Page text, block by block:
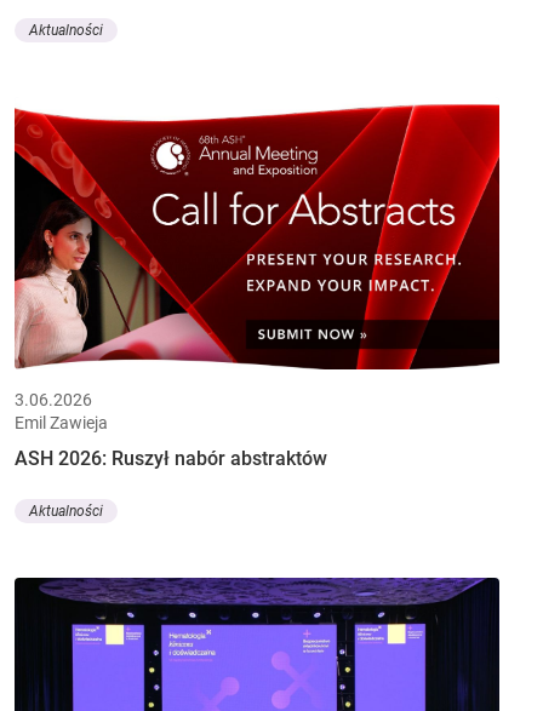
Aktualności
3.06.2026
Emil Zawieja
ASH 2026: Ruszył nabór abstraktów
Aktualności